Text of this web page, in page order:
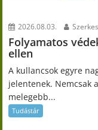
2026.08.03.
Folyamatos
ellen
A kullancsok egyre
jelentenek. Nemcsak
melegebb...
Tudástár